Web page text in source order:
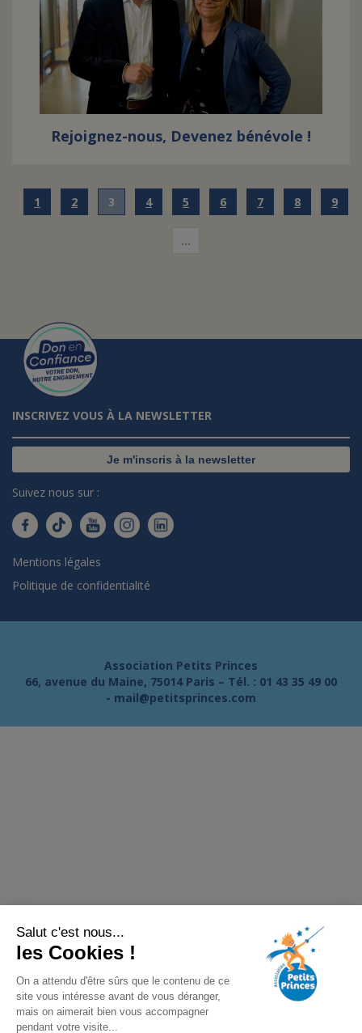
Salut c'est nous...
les Cookies !
On a attendu d'être sûrs que le contenu de ce
site vous intéresse avant de vous déranger,
mais on aimerait bien vous accompagner
pendant votre visite...
Rejoignez-nous, Devenez bénévole !
1 2 3 4 5 6 7 8 9
…
INSCRIVEZ VOUS À LA NEWSLETTER
Je m'inscris à la newsletter
Suivez nous sur :
Mentions légales
Politique de confidentialité
Association Petits Princes
66, avenue du Maine, 75014 Paris – Tél. : 01 43 35 49 00
- mail@petitsprinces.com